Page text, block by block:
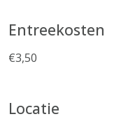
Entreekosten
€3,50
Locatie